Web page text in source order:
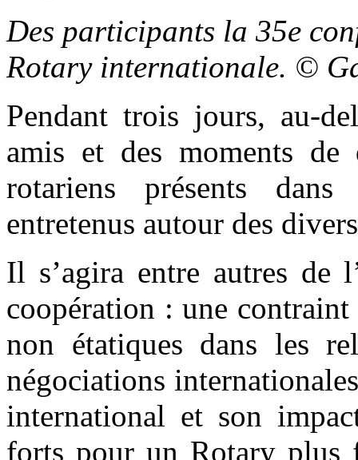
Des participants la 35e
Rotary internationale. ©
Pendant trois jours, au-
amis et des moments de
rotariens présents
entretenus autour des
Il s’agira entre autres de
coopération : une
non étatiques dans les
négociations
international et son
forts pour un Rotary plus